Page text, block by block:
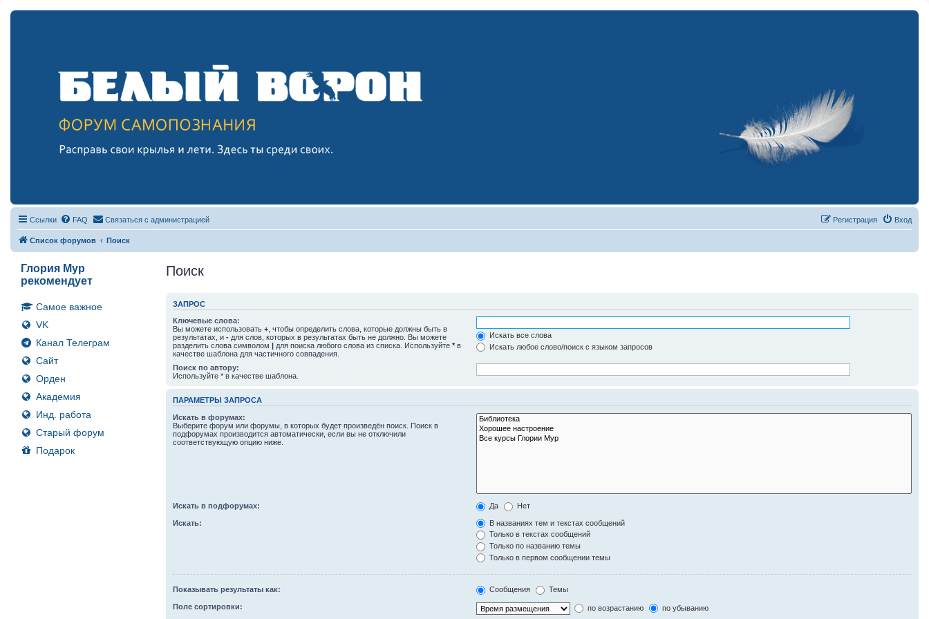
Ссылки FAQ Связаться с администрацией Вход
Регистрация
Список форумов Поиск
Глория Мур
рекомендует
Самое важное
VK
Канал Телеграм
Сайт
Орден
Академия
Инд. работа
Старый форум
Подарок
Поиск
ЗАПРОС
Ключевые слова:
Вы можете использовать+ , чтобы определить слова, которые должны быть в
результатах, и- для слов, которых в результатах быть не должно. Вы можете
разделить слова символом| для поиска любого слова из списка. Используйте* в
качестве шаблона для частичного совпадения.
Искать все слова
Искать любое слово/поиск с языком запросов
Поиск по автору:
Используйте * в качестве шаблона.
ПАРАМЕТРЫ ЗАПРОСА
Искать в форумах:
Выберите форум или форумы, в которых будет произведён поиск. Поиск в
подфорумах производится автоматически, если вы не отключили
соответствующую опцию ниже.
Искать в подфорумах: Да Нет
Искать:
В названиях тем и текстах сообщений
Только в текстах сообщений
Только по названию темы
Только в первом сообщении темы
Показывать результаты как: Сообщения Темы
Поле сортировки: по возрастанию по убыванию